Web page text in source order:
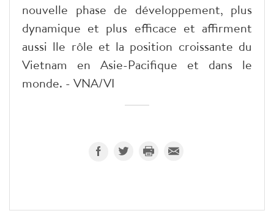
nouvelle phase de développement, plus
dynamique et plus efficace et affirment
aussi lle rôle et la position croissante du
Vietnam en Asie-Pacifique et dans le
monde. - VNA/VI